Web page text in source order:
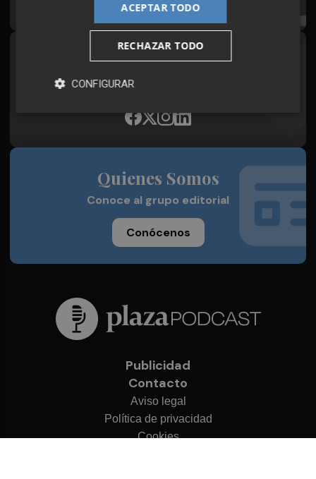
Síguenos en redes
Plaza Podcast, desde cualquier medio
Quienes Somos
Conoce al grupo editorial
Conócenos
Publicidad
Contacto
Aviso legal
Política de privacidad
Cookies
ACEPTAR TODO
RECHAZAR TODO
CONFIGURAR